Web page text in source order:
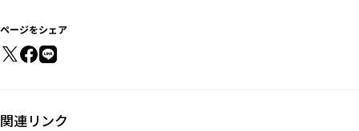
ページをシェア
関連リンク